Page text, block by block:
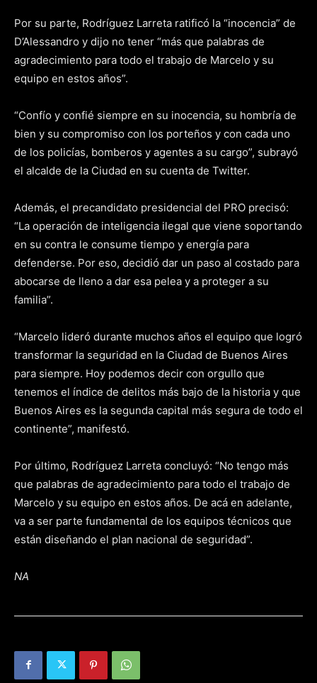
Por su parte, Rodríguez Larreta ratificó la “inocencia” de
D’Alessandro y dijo no tener “más que palabras de
agradecimiento para todo el trabajo de Marcelo y su
equipo en estos años”.
“Confío y confié siempre en su inocencia, su hombría de
bien y su compromiso con los porteños y con cada uno
de los policías, bomberos y agentes a su cargo”, subrayó
el alcalde de la Ciudad en su cuenta de Twitter.
Además, el precandidato presidencial del PRO precisó:
“La operación de inteligencia ilegal que viene soportando
en su contra le consume tiempo y energía para
defenderse. Por eso, decidió dar un paso al costado para
abocarse de lleno a dar esa pelea y a proteger a su
familia”.
“Marcelo lideró durante muchos años el equipo que logró
transformar la seguridad en la Ciudad de Buenos Aires
para siempre. Hoy podemos decir con orgullo que
tenemos el índice de delitos más bajo de la historia y que
Buenos Aires es la segunda capital más segura de todo el
continente”, manifestó.
Por último, Rodríguez Larreta concluyó: “No tengo más
que palabras de agradecimiento para todo el trabajo de
Marcelo y su equipo en estos años. De acá en adelante,
va a ser parte fundamental de los equipos técnicos que
están diseñando el plan nacional de seguridad”.
NA